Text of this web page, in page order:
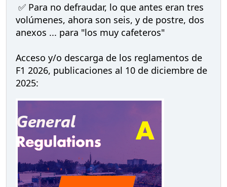
✅ Para no defraudar, lo que antes eran tres
volúmenes, ahora son seis, y de postre, dos
anexos ... para "los muy cafeteros"
Acceso y/o descarga de los reglamentos de
F1 2026, publicaciones al 10 de diciembre de
2025: